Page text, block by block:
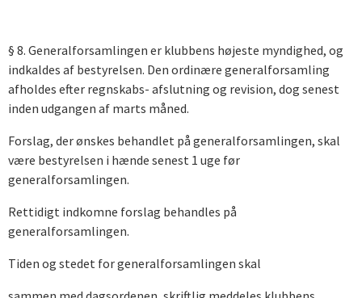
§ 8. Generalforsamlingen er klubbens højeste myndighed, og
indkaldes af bestyrelsen. Den ordinære generalforsamling
afholdes efter regnskabs- afslutning og revision, dog senest
inden udgangen af marts måned.
Forslag, der ønskes behandlet på generalforsamlingen, skal
være bestyrelsen i hænde senest 1 uge før
generalforsamlingen.
Rettidigt indkomne forslag behandles på
generalforsamlingen.
Tiden og stedet for generalforsamlingen skal